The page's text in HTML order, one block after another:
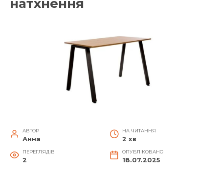
натхнення
АВТОР
Анна
НА ЧИТАННЯ
2 хв
ПЕРЕГЛЯДІВ
2
ОПУБЛІКОВАНО
18.07.2025